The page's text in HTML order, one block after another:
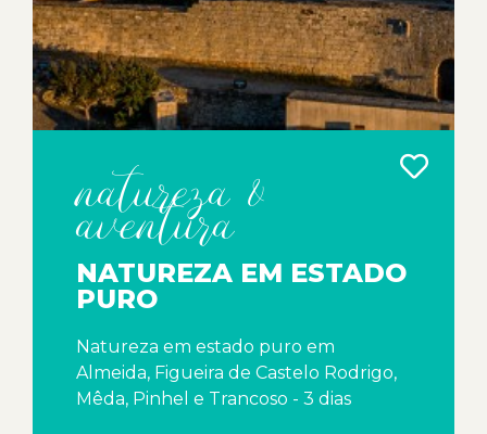
natureza &
aventura
NATUREZA EM ESTADO
PURO
Natureza em estado puro em
Almeida, Figueira de Castelo Rodrigo,
Mêda, Pinhel e Trancoso - 3 dias